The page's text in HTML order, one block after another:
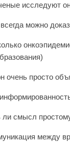
исследуют
можно
очень просто
ли смысл
между